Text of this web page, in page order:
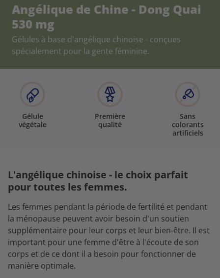
Angélique de Chine - Dong Quai
530 mg
Gélules à base d'angélique chinoise - conçues
spécialement pour la gente féminine.
Gélule
végétale
Première
qualité
Sans
colorants
artificiels
L'angélique chinoise - le choix parfait
pour toutes les femmes.
Les femmes pendant la période de fertilité et pendant
la ménopause peuvent avoir besoin d'un soutien
supplémentaire pour leur corps et leur bien-être. Il est
important pour une femme d'être à l'écoute de son
corps et de ce dont il a besoin pour fonctionner de
manière optimale.